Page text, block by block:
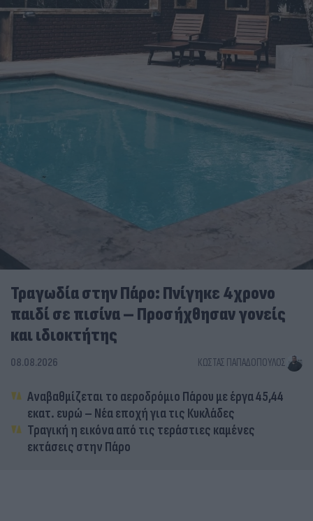
Τραγωδία στην Πάρο: Πνίγηκε 4χρονο
παιδί σε πισίνα – Προσήχθησαν γονείς
και ιδιοκτήτης
08.08.2026 ΚΏΣΤΑΣ ΠΑΠΑΔΌΠΟΥΛΟΣ
Αναβαθμίζεται το αεροδρόμιο Πάρου με έργα 45,44
εκατ. ευρώ – Νέα εποχή για τις Κυκλάδες
Τραγική η εικόνα από τις τεράστιες καμένες
εκτάσεις στην Πάρο